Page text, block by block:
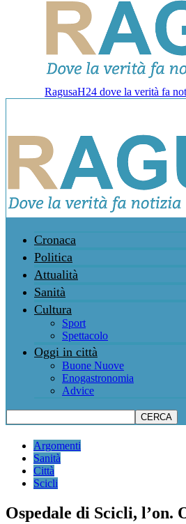
RagusaH24 dove la verità fa
Cronaca
Politica
Attualità
Sanità
Cultura
Sport
Spettacolo
Oggi in città
Buone Nuove
Enogastronomia
Advice
Argomenti
Sanità
Città
Scicli
Ospedale di Scicli, l’on.